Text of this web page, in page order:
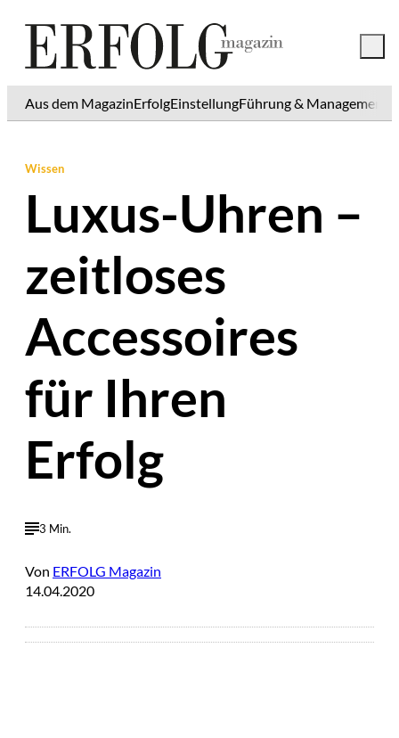
Aus dem MagazinErfolgEinstellungFührung & Management
Wissen
Luxus-Uhren –
zeitloses
Accessoires
für Ihren
Erfolg
3 Min.
Von ERFOLG Magazin
14.04.2020